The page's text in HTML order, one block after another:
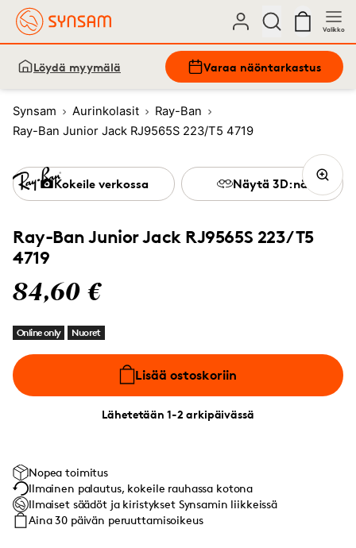
Valikko
Löydä myymälä Varaa näöntarkastus
Synsam Aurinkolasit
Ray-Ban
Ray-Ban Junior Jack RJ9565S 223/T5 4719
Ray-Ban Junior Jack RJ9565S 223/T5
4719
84,60 €
Online only Nuoret
Lisää ostoskoriin
Lähetetään 1-2 arkipäivässä
Kokeile verkossa Näytä 3D:nä
Nopea toimitus
Ilmainen palautus, kokeile rauhassa kotona
Ilmaiset säädöt ja kiristykset Synsamin liikkeissä
Aina 30 päivän peruuttamisoikeus